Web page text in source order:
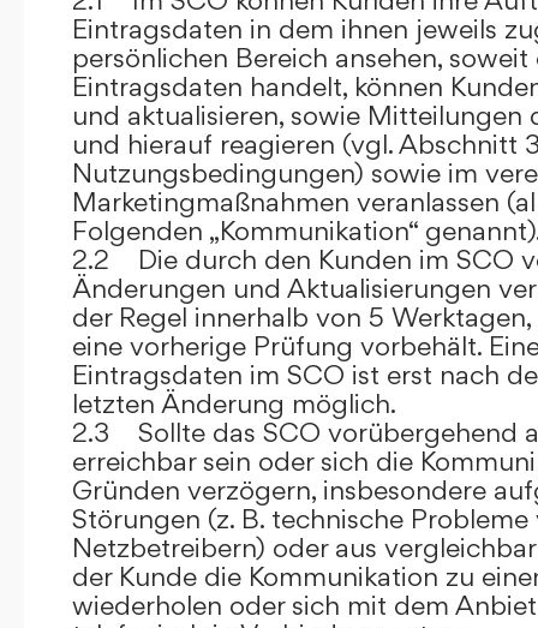
Eintragsdaten in dem ihnen jeweils
persönlichen Bereich ansehen,
Eintragsdaten handelt, können
und aktualisieren, sowie Mitteilungen
und hierauf reagieren (vgl. Abschnitt
Nutzungsbedingungen) sowie im
Marketingmaßnahmen veranlassen
Folgenden „Kommunikation“
2.2 Die durch den Kunden im SCO
Änderungen und Aktualisierungen
der Regel innerhalb von 5
eine vorherige Prüfung vorbehält.
Eintragsdaten im SCO ist erst nach
letzten Änderung möglich.
2.3 Sollte das SCO vorübergehend
erreichbar sein oder sich die
Gründen verzögern, insbesondere
Störungen (z. B. technische
Netzbetreibern) oder aus
der Kunde die Kommunikation zu
wiederholen oder sich mit dem